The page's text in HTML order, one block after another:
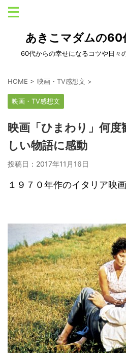
あきこマダムの60
60代からの幸せになるコツや日々
HOME > 映画・TV感想文 >
映画・TV感想文
映画「ひまわり」何
しい物語に感動
投稿日： 2017年11月16日
１９７０年作のイタリア映画